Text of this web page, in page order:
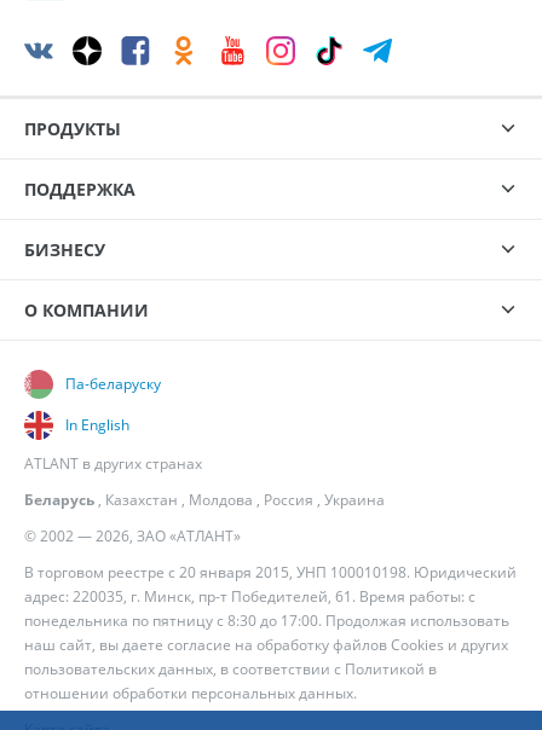
ПРОДУКТЫ
ПОДДЕРЖКА
БИЗНЕСУ
О КОМПАНИИ
© 2002 — 2026, ЗАО «АТЛАНТ»
В торговом реестре с 20 января 2015, УНП 100010198. Юридический
адрес: 220035, г. Минск, пр-т Победителей, 61. Время работы: с
понедельника по пятницу с 8:30 до 17:00. Продолжая использовать
наш сайт, вы даете согласие на обработку файлов Cookies и других
пользовательских данных, в соответствии с Политикой в
отношении обработки персональных данных.
Па-беларуску
In English
ATLANT в других странах
Беларусь , Казахстан , Молдова , Россия , Украина